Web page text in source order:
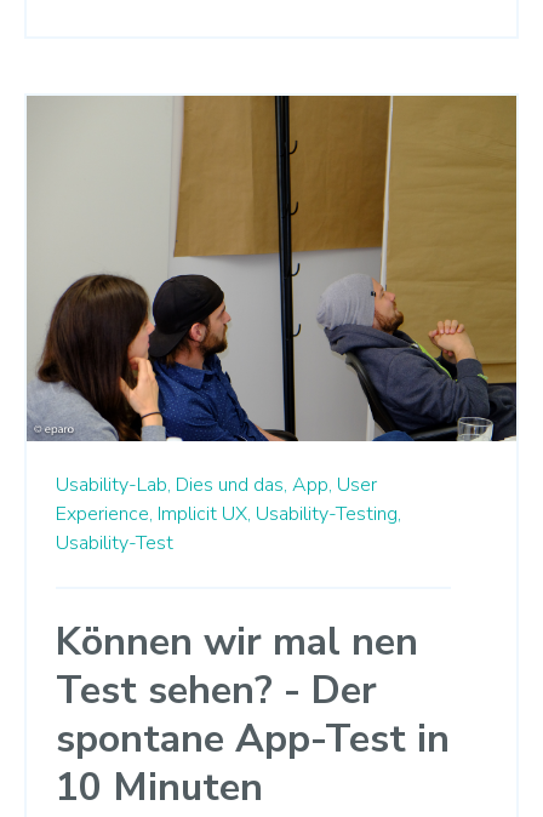
Usability-Lab, Dies und das, App, User
Experience, Implicit UX, Usability-Testing,
Usability-Test
Können wir mal nen
Test sehen? - Der
spontane App-Test in
10 Minuten